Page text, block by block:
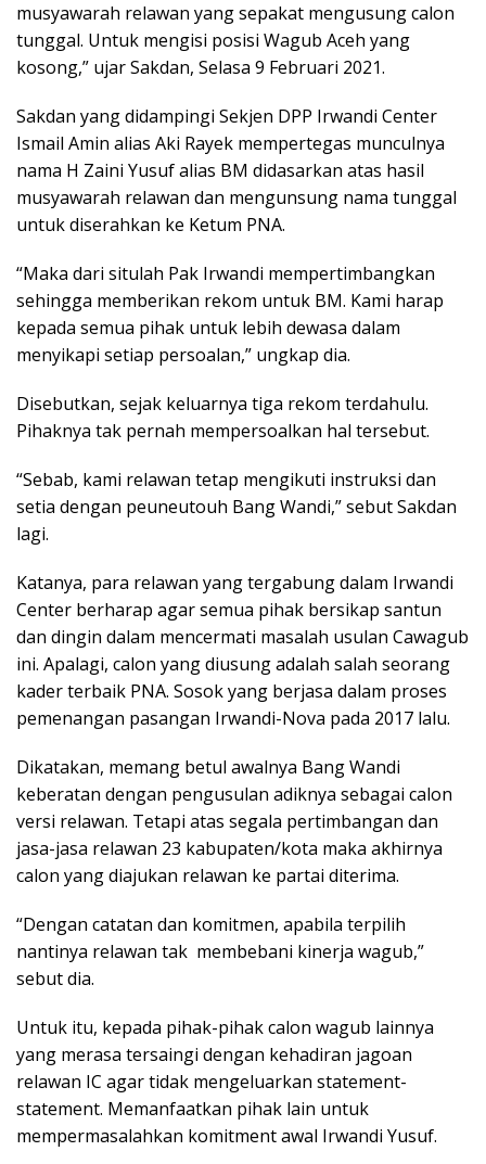
musyawarah relawan yang sepakat mengusung calon
tunggal. Untuk mengisi posisi Wagub Aceh yang
kosong,” ujar Sakdan, Selasa 9 Februari 2021.
Sakdan yang didampingi Sekjen DPP Irwandi Center
Ismail Amin alias Aki Rayek mempertegas munculnya
nama H Zaini Yusuf alias BM didasarkan atas hasil
musyawarah relawan dan mengunsung nama tunggal
untuk diserahkan ke Ketum PNA.
“Maka dari situlah Pak Irwandi mempertimbangkan
sehingga memberikan rekom untuk BM. Kami harap
kepada semua pihak untuk lebih dewasa dalam
menyikapi setiap persoalan,” ungkap dia.
Disebutkan, sejak keluarnya tiga rekom terdahulu.
Pihaknya tak pernah mempersoalkan hal tersebut.
“Sebab, kami relawan tetap mengikuti instruksi dan
setia dengan peuneutouh Bang Wandi,” sebut Sakdan
lagi.
Katanya, para relawan yang tergabung dalam Irwandi
Center berharap agar semua pihak bersikap santun
dan dingin dalam mencermati masalah usulan Cawagub
ini. Apalagi, calon yang diusung adalah salah seorang
kader terbaik PNA. Sosok yang berjasa dalam proses
pemenangan pasangan Irwandi-Nova pada 2017 lalu.
Dikatakan, memang betul awalnya Bang Wandi
keberatan dengan pengusulan adiknya sebagai calon
versi relawan. Tetapi atas segala pertimbangan dan
jasa-jasa relawan 23 kabupaten/kota maka akhirnya
calon yang diajukan relawan ke partai diterima.
“Dengan catatan dan komitmen, apabila terpilih
nantinya relawan tak membebani kinerja wagub,”
sebut dia.
Untuk itu, kepada pihak-pihak calon wagub lainnya
yang merasa tersaingi dengan kehadiran jagoan
relawan IC agar tidak mengeluarkan statement-
statement. Memanfaatkan pihak lain untuk
mempermasalahkan komitment awal Irwandi Yusuf.